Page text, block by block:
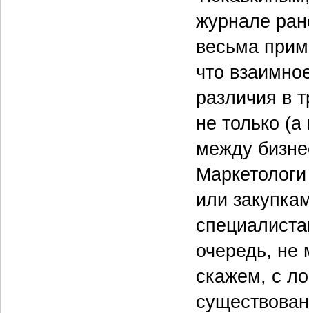
журнале
весьма
что
различия в
не только
между
или
очередь, не
скажем, с